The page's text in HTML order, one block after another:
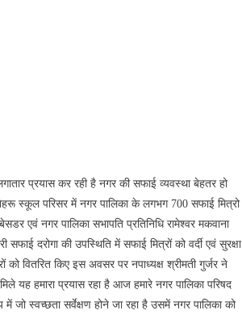
प्रयास कर रही है नगर की सफाई व्यवस्था बेहतर हो
स्कूल परिसर में नगर पालिका के लगभग 700 सफाई मित्रो
एवं नगर पालिका सभापति प्रतिनिधि रामेश्वर मकवाना
सफाई दरोगा की उपस्थिति में सफाई मित्रों को वर्दी एवं सुरक्षा
वितरित किए इस अवसर पर नपाध्यक्ष श्रीमती गुर्जर ने
यह हमारा प्रयास रहा है आज हमारे नगर पालिका परिषद
स्वच्छता सर्वेक्षण होने जा रहा है उसमें नगर पालिका को